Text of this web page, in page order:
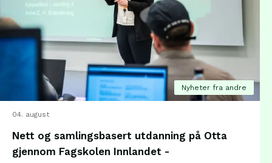
Nyheter fra andre
04. august
Nett og samlingsbasert utdanning på Otta
gjennom Fagskolen Innlandet -